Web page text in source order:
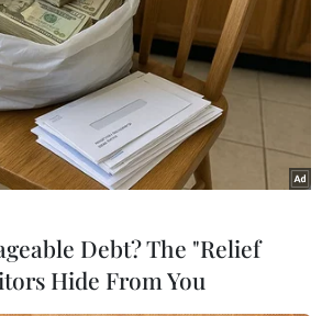
để thành lập Trung tâm vào
khi Việt Nam chính thứcđảm
tịch SEAMEC 47.
đại biểu tới từ các nướcthành
như Indonesia, Malaysia,
chia sẻ những kinhnghiệm
suốt đời tại đất nước mình
hoạtđộng của một số
như Trung tâm RETRAC
Debt? The "Relief
Hide From You